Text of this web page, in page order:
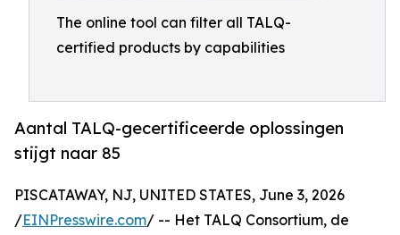
The online tool can filter all TALQ-
certified products by capabilities
Aantal TALQ-gecertificeerde oplossingen
stijgt naar 85
PISCATAWAY, NJ, UNITED STATES, June 3, 2026
/EINPresswire.com/ -- Het TALQ Consortium, de